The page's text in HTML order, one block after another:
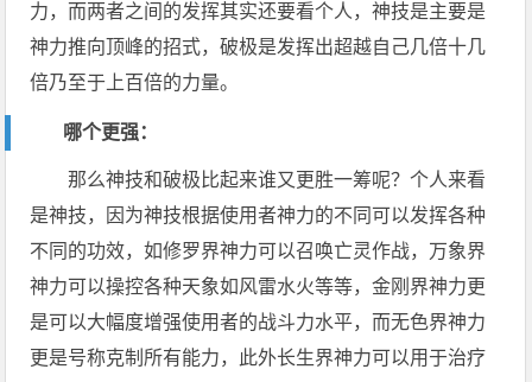
力，而两者之间的发挥其实还要看个人，神技是主要是
神力推向顶峰的招式，破极是发挥出超越自己几倍十几
倍乃至于上百倍的力量。
哪个更强：
那么神技和破极比起来谁又更胜一筹呢？个人来看
是神技，因为神技根据使用者神力的不同可以发挥各种
不同的功效，如修罗界神力可以召唤亡灵作战，万象界
神力可以操控各种天象如风雷水火等等，金刚界神力更
是可以大幅度增强使用者的战斗力水平，而无色界神力
更是号称克制所有能力，此外长生界神力可以用于治疗